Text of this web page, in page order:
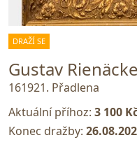
DRAŽÍ SE
Gustav
161921. Přadlena
Aktuální příhoz: 3 100
Konec dražby: